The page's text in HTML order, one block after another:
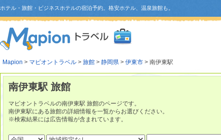
ホテル・旅館・ビジネスホテルの宿泊予約。格安ホテル、温泉旅館も。
Mapion > マピオントラベル > 旅館 > 静岡県 > 伊東市 > 南伊東駅
南伊東駅 旅館
マピオントラベルの南伊東駅 旅館のページです。
南伊東駅にある旅館の詳細情報を一覧からお選びください。
※検索結果には広告情報が含まれています。